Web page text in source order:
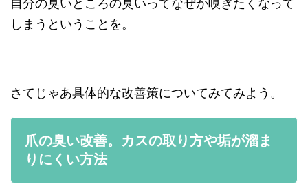
自分の臭いところの臭いってなぜか嗅ぎたくなって
しまうということを。
さてじゃあ具体的な改善策についてみてみよう。
爪の臭い改善。カスの取り方や垢が溜ま
りにくい方法